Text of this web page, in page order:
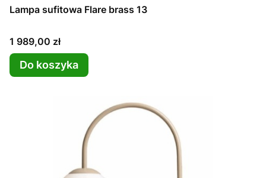
Lampa sufitowa Flare brass 13
Cena
1 989,00 zł
Do koszyka